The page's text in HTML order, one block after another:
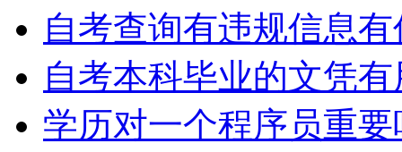
自考查询有违规信息
自考本科毕业的文凭
学历对一个程序员重要